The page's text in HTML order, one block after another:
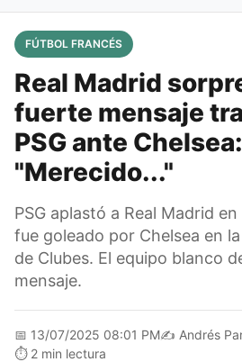
FÚTBOL FRANCÉS
Real Madrid
fuerte mensaje
PSG ante Chelsea:
"Merecido..."
PSG aplastó a Real Madrid
fue goleado por Chelsea en
de Clubes. El equipo blanco
mensaje.
📅 13/07/2025 08:01 PM✍️ Andrés
⏱️ 2 min lectura